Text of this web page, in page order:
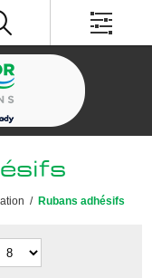
/ Rubans adhésifs